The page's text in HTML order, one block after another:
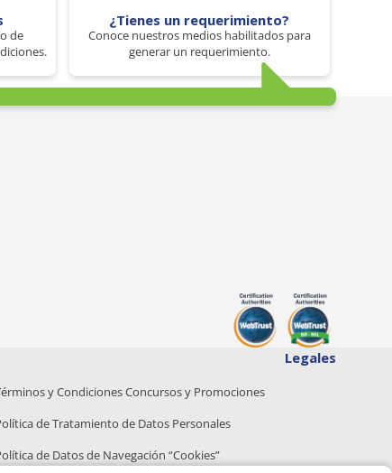
de
¿Tienes un requerimiento?
Conoce nuestros medios habilitados para
generar un requerimiento.
Legales
y Condiciones Concursos y Promociones
de Tratamiento de Datos Personales
de Datos de Navegación “Cookies”